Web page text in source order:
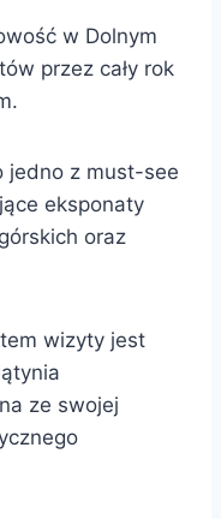
w Dolnym
przez cały rok
jedno z must-see
eksponaty
oraz
wizyty jest
ze swojej